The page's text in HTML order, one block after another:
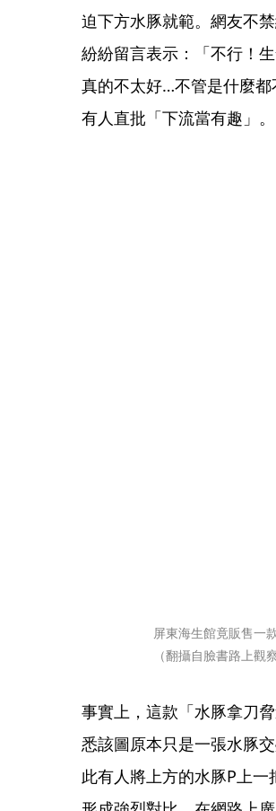
迫下方水豚就範。網友不
紛紛留言表示：「不行！
真的不太好…不管是什麼
有人直批「下流當有趣」。
屏東海生館竟販售一
（翻攝自臉書路上觀
事實上，這款「水豚拿刀
悉該圖原本只是一張水豚
此有人將上方的水豚P上